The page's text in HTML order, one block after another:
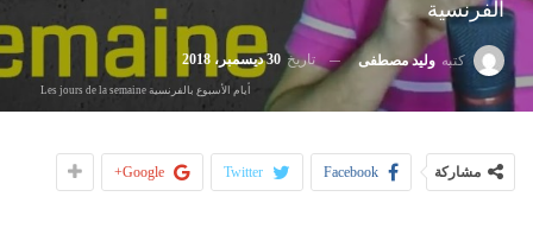
الفرنسية
كتبه وليد مصطفى تاريخ 30 ديسمبر، 2018
أيام الأسبوع بالفرنسية Les jours de la semaine
مشاركة Facebook
Twitter
Google+